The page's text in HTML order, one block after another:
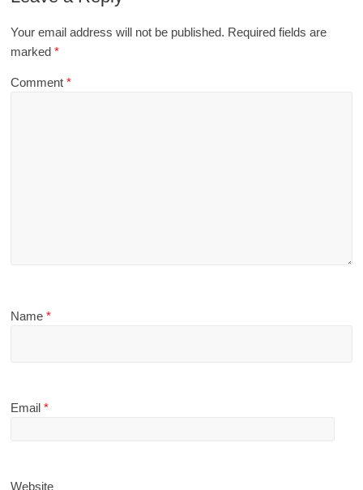
Your email address will not be published. Required fields are
marked*
Comment*
Name*
Email*
Website